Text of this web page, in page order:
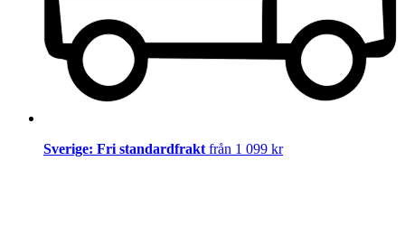
Sverige: Fri standardfrakt från 1 099 kr